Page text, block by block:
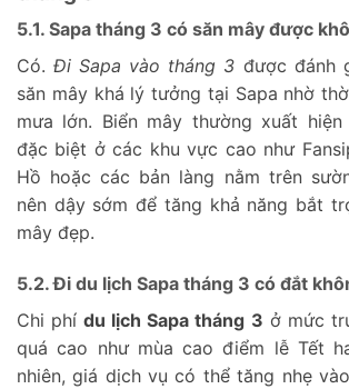
5.1. Sapa tháng 3 có săn mây được
Có.Đi Sapa vào tháng 3 được đánh
săn mây khá lý tưởng tại Sapa nhờ
mưa lớn. Biển mây thường xuất
đặc biệt ở các khu vực cao như
Hồ hoặc các bản làng nằm trên
nên dậy sớm để tăng khả năng bắt
mây đẹp.
5.2. Đi du lịch Sapa tháng 3 có đắt
Chi phídu lịch Sapa tháng 3 ở mức
quá cao như mùa cao điểm lễ Tết
nhiên, giá dịch vụ có thể tăng nhẹ